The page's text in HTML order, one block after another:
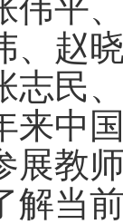
伟平
、赵
志民
来中
展教
解当